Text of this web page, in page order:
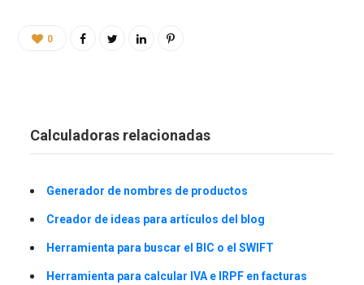
0
Calculadoras relacionadas
Generador de nombres de productos
Creador de ideas para artículos del blog
Herramienta para buscar el BIC o el SWIFT
Herramienta para calcular IVA e IRPF en facturas